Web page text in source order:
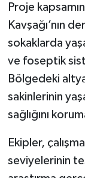
Proje
Kavşağı’nın
sokaklarda
ve foseptik
Bölgedeki
sakinlerinin
sağlığını
Ekipler,
seviyelerinin